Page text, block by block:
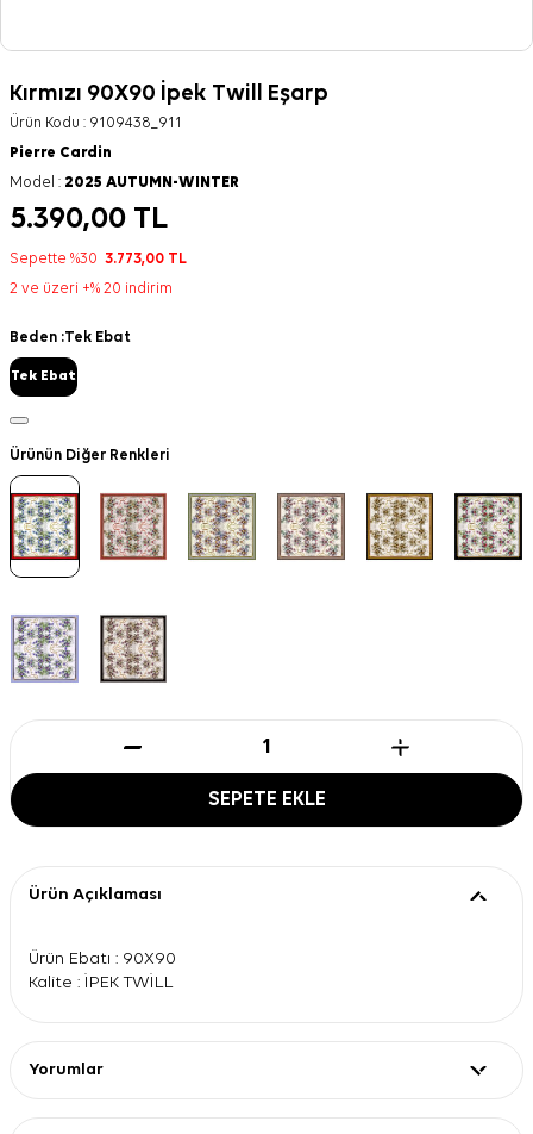
Kırmızı 90X90 İpek Twill Eşarp
Ürün Kodu : 9109438_911
Pierre Cardin
Model : 2025 AUTUMN-WINTER
5.390,00 TL
Sepette %30 3.773,00 TL
2 ve üzeri +% 20 indirim
Beden :Tek Ebat
Tek Ebat
Ürünün Diğer Renkleri
SEPETE EKLE
Ürün Açıklaması
Ürün Ebatı : 90X90
Kalite : İPEK TWİLL
Yorumlar